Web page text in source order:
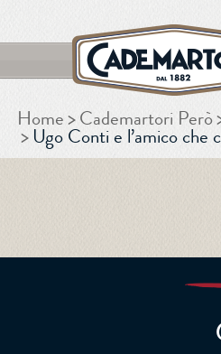
Home Cademartori Però
Ugo Conti e l’amico che